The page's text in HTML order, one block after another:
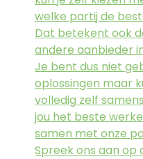
welke partij de
Dat betekent ook
andere aanbieder
Je bent dus niet
oplossingen maar
volledig zelf
jou het beste
samen met onze
Spreek ons aan op